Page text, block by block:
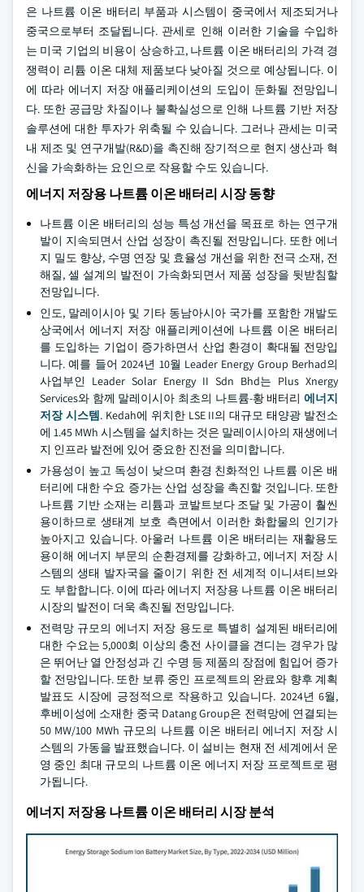
은 나트륨 이온 배터리 부품과 시스템이 중국에서 제조되거나
중국으로부터 조달됩니다. 관세로 인해 이러한 기술을 수입하
는 미국 기업의 비용이 상승하고, 나트륨 이온 배터리의 가격 경
쟁력이 리튬 이온 대체 제품보다 낮아질 것으로 예상됩니다. 이
에 따라 에너지 저장 애플리케이션의 도입이 둔화될 전망입니
다. 또한 공급망 차질이나 불확실성으로 인해 나트륨 기반 저장
솔루션에 대한 투자가 위축될 수 있습니다. 그러나 관세는 미국
내 제조 및 연구개발(R&D)을 촉진해 장기적으로 현지 생산과 혁
신을 가속화하는 요인으로 작용할 수도 있습니다.
에너지 저장용 나트륨 이온 배터리 시장 동향
나트륨 이온 배터리의 성능 특성 개선을 목표로 하는 연구개
발이 지속되면서 산업 성장이 촉진될 전망입니다. 또한 에너
지 밀도 향상, 수명 연장 및 효율성 개선을 위한 전극 소재, 전
해질, 셀 설계의 발전이 가속화되면서 제품 성장을 뒷받침할
전망입니다.
인도, 말레이시아 및 기타 동남아시아 국가를 포함한 개발도
상국에서 에너지 저장 애플리케이션에 나트륨 이온 배터리
를 도입하는 기업이 증가하면서 산업 환경이 확대될 전망입
니다. 예를 들어 2024년 10월 Leader Energy Group Berhad의
사업부인 Leader Solar Energy II Sdn Bhd는 Plus Xnergy
Services와 함께 말레이시아 최초의 나트륨-황 배터리 에너지
저장 시스템. Kedah에 위치한 LSE II의 대규모 태양광 발전소
에 1.45 MWh 시스템을 설치하는 것은 말레이시아의 재생에너
지 인프라 발전에 있어 중요한 진전을 의미합니다.
가용성이 높고 독성이 낮으며 환경 친화적인 나트륨 이온 배
터리에 대한 수요 증가는 산업 성장을 촉진할 것입니다. 또한
나트륨 기반 소재는 리튬과 코발트보다 조달 및 가공이 훨씬
용이하므로 생태계 보호 측면에서 이러한 화합물의 인기가
높아지고 있습니다. 아울러 나트륨 이온 배터리는 재활용도
용이해 에너지 부문의 순환경제를 강화하고, 에너지 저장 시
스템의 생태 발자국을 줄이기 위한 전 세계적 이니셔티브와
도 부합합니다. 이에 따라 에너지 저장용 나트륨 이온 배터리
시장의 발전이 더욱 촉진될 전망입니다.
전력망 규모의 에너지 저장 용도로 특별히 설계된 배터리에
대한 수요는 5,000회 이상의 충전 사이클을 견디는 경우가 많
은 뛰어난 열 안정성과 긴 수명 등 제품의 장점에 힘입어 증가
할 전망입니다. 또한 보류 중인 프로젝트의 완료와 향후 계획
발표도 시장에 긍정적으로 작용하고 있습니다. 2024년 6월,
후베이성에 소재한 중국 Datang Group은 전력망에 연결되는
50 MW/100 MWh 규모의 나트륨 이온 배터리 에너지 저장 시
스템의 가동을 발표했습니다. 이 설비는 현재 전 세계에서 운
영 중인 최대 규모의 나트륨 이온 에너지 저장 프로젝트로 평
가됩니다.
에너지 저장용 나트륨 이온 배터리 시장 분석